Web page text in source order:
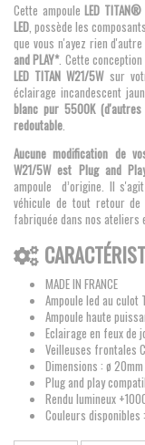
Cette ampouleLED
LED, possède les
que vous n'ayez rien
and PLAY*. Cette
LED TITAN W21/5Wsur
éclairage incandescent
blanc pur 5500K
redoutable.
Aucune modification de
W21/5W est Plug and
ampoule d’origine. Il
véhicule de tout retour
fabriquée dans nos ateliers
MADE IN FRANCE
Ampoule led au culot
Ampoule haute
Eclairage en feux de
Veilleuses frontales
Dimensions : ø
Plug and play
Rendu lumineux
Couleurs disponibles